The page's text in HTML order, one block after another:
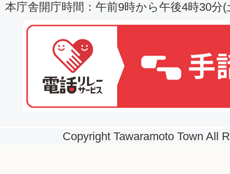
本庁舎開庁時間：午前9時から午後4時30分
Copyright Tawaramoto Town All